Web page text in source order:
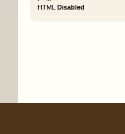
HTML Disabled